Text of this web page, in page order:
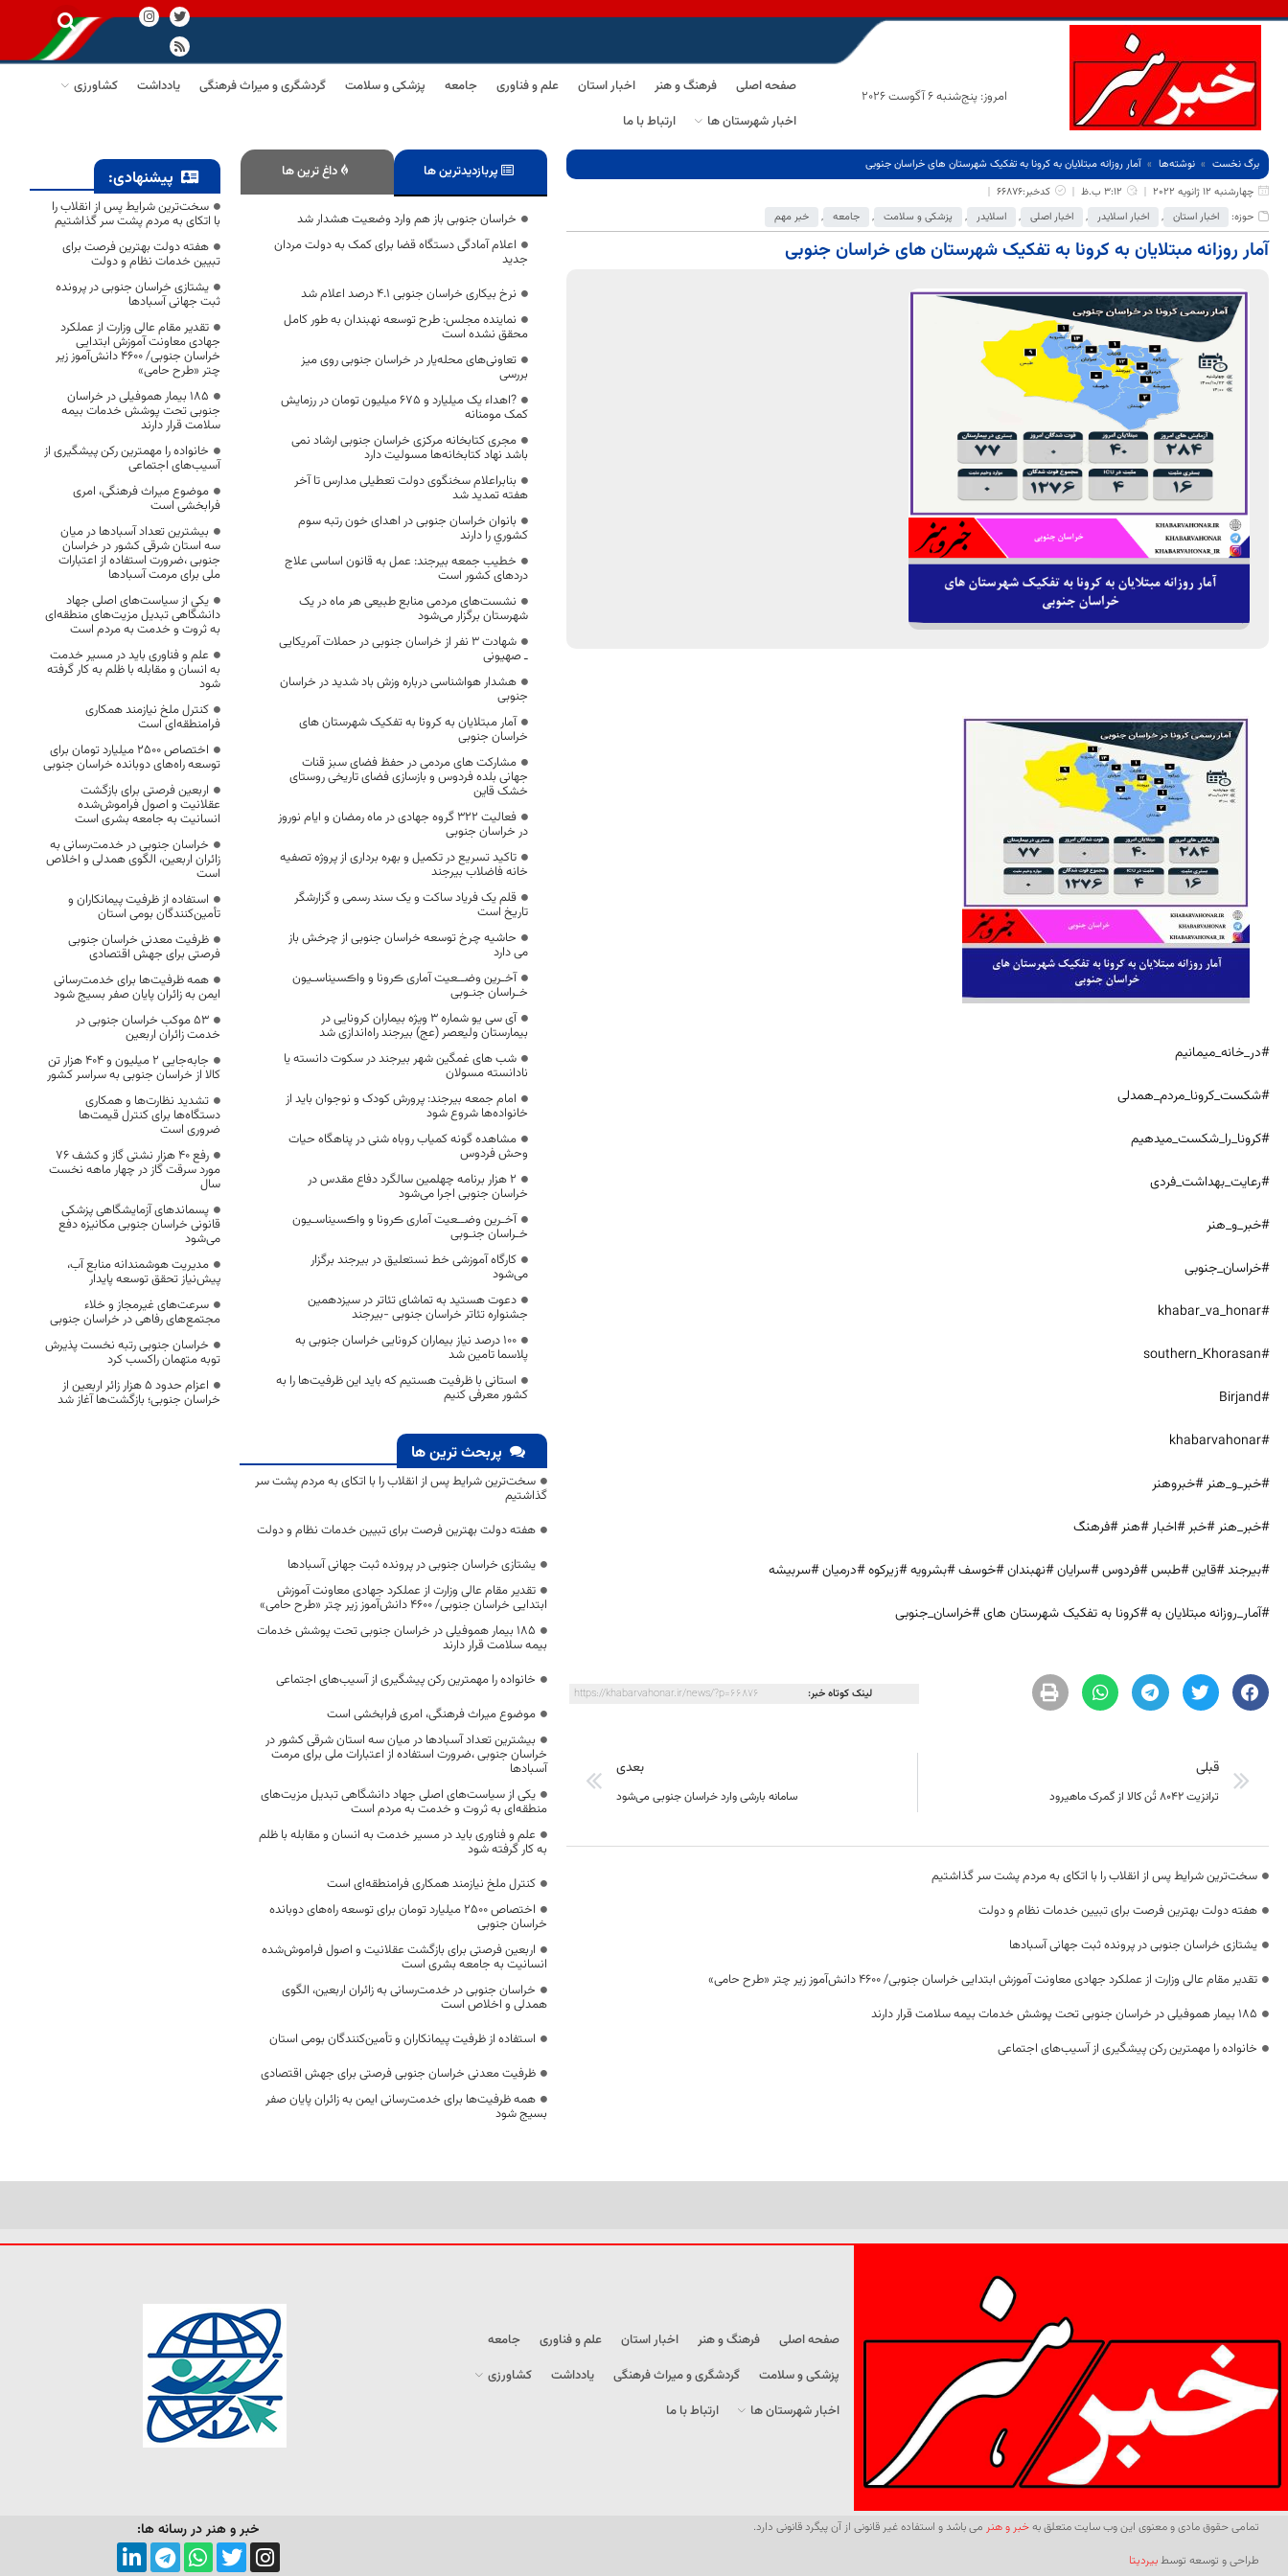
امروز: پنج‌شنبه 6 آگوست 2026
صفحه اصلی فرهنگ و هنر اخبار استان علم و فناوری جامعه پزشکی و سلامت گردشگری و میراث فرهنگی یادداشت
کشاورزی
اخبار شهرستان ها
ارتباط با ما
برگ نخست نوشته‌ها
آمار روزانه مبتلایان به کرونا به تفکیک شهرستان های خراسان جنوبی
چهارشنبه 12 ژانویه 2022
3:12 ب.ظ
کدخبر:66876
حوزه:
اخبار استان , اخبار اسلایدر , اخبار اصلی , اسلایدر , پزشکی و سلامت , جامعه , خبر مهم
آمار روزانه مبتلایان به کرونا به تفکیک شهرستان های خراسان جنوبی
#در_خانه_میمانیم
#شکست_کرونا_مردم_همدلی
#کرونا_را_شکست_میدهیم
#رعایت_بهداشت_فردی
#خبر_و_هنر
#خراسان_جنوبی
#khabar_va_honar
#southern_Khorasan
#Birjand
#khabarvahonar
#خبر_و_هنر #خبروهنر
#خبر_هنر #خبر #اخبار #هنر #فرهنگ
#بیرجند #قاین #طبس #فردوس #سرایان #نهبندان #خوسف #بشرویه #زیرکوه #درمیان #سربیشه
#آمار_روزانه مبتلایان به #کرونا به تفکیک شهرستان های #خراسان_جنوبی
لینک کوتاه خبر: https://khabarvahonar.ir/news/?p=66876
قبلی
ترانزیت 8042 تُن کالا از گمرک ماهیرود
بعدی
سامانه بارشی وارد خراسان جنوبی می‌شود
سخت‌ترین شرایط پس از انقلاب را با اتکای به مردم پشت سر گذاشتیم
هفته دولت بهترین فرصت برای تبیین خدمات نظام و دولت
یشتازی خراسان جنوبی در پرونده ثبت جهانی آسبادها
تقدیر مقام عالی وزارت از عملکرد جهادی معاونت آموزش ابتدایی خراسان جنوبی/ ۴۶۰۰ دانش‌آموز زیر چتر «طرح حامی»
۱۸۵ بیمار هموفیلی در خراسان جنوبی تحت پوشش خدمات بیمه سلامت قرار دارند
خانواده را مهمترین رکن پیشگیری از آسیب‌های اجتماعی
پربازدیدترین ها داغ ترین ها
خراسان جنوبی باز هم وارد وضعیت هشدار شد
اعلام آمادگی دستگاه قضا برای کمک به دولت مردان
جدید
نرخ بیکاری خراسان جنوبی ۴.۱ درصد اعلام شد
نماینده مجلس: طرح توسعه نهبندان به طور کامل
محقق نشده است
تعاونی‌های محله‌یار در خراسان جنوبی روی میز
بررسی
?اهداء یک میلیارد و ۶۷۵ میلیون تومان در رزمایش
کمک مومنانه
مجری کتابخانه مرکزی خراسان جنوبی ارشاد نمی
باشد نهاد کتابخانه‌ها مسولیت دارد
بنابراعلام سخنگوی دولت تعطیلی مدارس تا آخر
هفته تمدید شد
بانوان خراسان جنوبی در اهدای خون رتبه سوم
کشوري را دارند
خطیب جمعه بیرجند: عمل به قانون اساسی علاج
دردهای کشور است
نشست‌های مردمی منابع طبیعی هر ماه در یک
شهرستان برگزار می‌شود
شهادت 3 نفر از خراسان جنوبی در حملات آمریکایی
ـ صهیونی
هشدار هواشناسی درباره وزش باد شدید در خراسان
جنوبی
آمار مبتلایان به کرونا به تفکیک شهرستان های
خراسان جنوبی
مشارکت های مردمی در حفظ فضای سبز قنات
جهانی بلده فردوس و بازسازی فضای تاریخی روستای
خشک قاین
فعالیت ۳۲۲ گروه جهادی در ماه رمضان و ایام نوروز
در خراسان جنوبی
تاکید تسریع در تکمیل و بهره برداری از پروژه تصفیه
خانه فاضلاب بیرجند
قلم یک فریاد ساکت و یک سند رسمى و گزارشگر
تاریخ است
حاشیه چرخ توسعه خراسان جنوبی از چرخش باز
می دارد
آخـرین وضــعیت آماری ڪرونا و واڪسیناسـیون
خـراسان جنـوبی
آی سی یو شماره ۳ ویژه بیماران کرونایی در
بیمارستان ولیعصر (عج) بیرجند راه‌اندازی شد
شب های غمگین شهر بیرجند در سکوت دانسته یا
نادانسته مسولان
امام جمعه بیرجند: پرورش کودک و نوجوان باید از
خانواده‌ها شروع شود
مشاهده گونه کمیاب روباه شنی در پناهگاه حیات
وحش فردوس
۲ هزار برنامه چهلمین سالگرد دفاع مقدس در
خراسان جنوبی اجرا می‌شود
آخـرین وضــعیت آماری ڪرونا و واڪسیناسـیون
خـراسان جنـوبی
کارگاه آموزشی خط نستعلیق در بیرجند برگزار
می‌شود
دعوت هستید به تماشای تئاتر در سیزدهمین
جشنواره تئاتر خراسان جنوبی -بیرجند
۱۰۰ درصد نیاز بیماران کرونایی خراسان جنوبی به
پلاسما تامین شد
استانی با ظرفیت هستیم که باید این ظرفیت‌ها را به
کشور معرفی کنیم
پربحث ترین ها
سخت‌ترین شرایط پس از انقلاب را با اتکای به مردم پشت سر
گذاشتیم
هفته دولت بهترین فرصت برای تبیین خدمات نظام و دولت
یشتازی خراسان جنوبی در پرونده ثبت جهانی آسبادها
تقدیر مقام عالی وزارت از عملکرد جهادی معاونت آموزش
ابتدایی خراسان جنوبی/ ۴۶۰۰ دانش‌آموز زیر چتر «طرح حامی»
۱۸۵ بیمار هموفیلی در خراسان جنوبی تحت پوشش خدمات
بیمه سلامت قرار دارند
خانواده را مهمترین رکن پیشگیری از آسیب‌های اجتماعی
موضوع میراث فرهنگی، امری فرابخشی است
بیشترین تعداد آسبادها در میان سه استان شرقی کشور در
خراسان جنوبی ،ضرورت استفاده از اعتبارات ملی برای مرمت
آسبادها
یکی از سیاست‌های اصلی جهاد دانشگاهی تبدیل مزیت‌های
منطقه‌ای به ثروت و خدمت به مردم است
علم و فناوری باید در مسیر خدمت به انسان و مقابله با ظلم
به کار گرفته شود
کنترل ملخ نیازمند همکاری فرامنطقه‌ای است
اختصاص 2500 میلیارد تومان برای توسعه راه‌های دوبانده
خراسان جنوبی
اربعین فرصتی برای بازگشت عقلانیت و اصول فراموش‌شده
انسانیت به جامعه بشری است
خراسان جنوبی در خدمت‌رسانی به زائران اربعین، الگوی
همدلی و اخلاص است
استفاده از ظرفیت پیمانکاران و تأمین‌کنندگان بومی استان
ظرفیت معدنی خراسان جنوبی فرصتی برای جهش اقتصادی
همه ظرفیت‌ها برای خدمت‌رسانی ایمن به زائران پایان صفر
بسیج شود
پیشنهادی:
سخت‌ترین شرایط پس از انقلاب را
با اتکای به مردم پشت سر گذاشتیم
هفته دولت بهترین فرصت برای
تبیین خدمات نظام و دولت
یشتازی خراسان جنوبی در پرونده
ثبت جهانی آسبادها
تقدیر مقام عالی وزارت از عملکرد
جهادی معاونت آموزش ابتدایی
خراسان جنوبی/ ۴۶۰۰ دانش‌آموز زیر
چتر «طرح حامی»
۱۸۵ بیمار هموفیلی در خراسان
جنوبی تحت پوشش خدمات بیمه
سلامت قرار دارند
خانواده را مهمترین رکن پیشگیری از
آسیب‌های اجتماعی
موضوع میراث فرهنگی، امری
فرابخشی است
بیشترین تعداد آسبادها در میان
سه استان شرقی کشور در خراسان
جنوبی ،ضرورت استفاده از اعتبارات
ملی برای مرمت آسبادها
یکی از سیاست‌های اصلی جهاد
دانشگاهی تبدیل مزیت‌های منطقه‌ای
به ثروت و خدمت به مردم است
علم و فناوری باید در مسیر خدمت
به انسان و مقابله با ظلم به کار گرفته
شود
کنترل ملخ نیازمند همکاری
فرامنطقه‌ای است
اختصاص 2500 میلیارد تومان برای
توسعه راه‌های دوبانده خراسان جنوبی
اربعین فرصتی برای بازگشت
عقلانیت و اصول فراموش‌شده
انسانیت به جامعه بشری است
خراسان جنوبی در خدمت‌رسانی به
زائران اربعین، الگوی همدلی و اخلاص
است
استفاده از ظرفیت پیمانکاران و
تأمین‌کنندگان بومی استان
ظرفیت معدنی خراسان جنوبی
فرصتی برای جهش اقتصادی
همه ظرفیت‌ها برای خدمت‌رسانی
ایمن به زائران پایان صفر بسیج شود
53 موکب خراسان جنوبی در
خدمت زائران اربعین
جابه‌جایی 2 میلیون و 404 هزار تن
کالا از خراسان جنوبی به سراسر کشور
تشدید نظارت‌ها و همکاری
دستگاه‌ها برای کنترل قیمت‌ها
ضروری است
رفع 40 هزار نشتی گاز و کشف 76
مورد سرقت گاز در چهار ماهه نخست
سال
پسماندهای آزمایشگاهی پزشکی
قانونی خراسان جنوبی مکانیزه دفع
می‌شود
مدیریت هوشمندانه منابع آب،
پیش‌نیاز تحقق توسعه پایدار
سرعت‌های غیرمجاز و خلاء
مجتمع‌های رفاهی در خراسان جنوبی
خراسان جنوبی رتبه نخست پذیرش
توبه متهمان راکسب کرد
اعزام حدود 5 هزار زائر اربعین از
خراسان جنوبی؛ بازگشت‌ها آغاز شد
صفحه اصلی فرهنگ و هنر اخبار استان علم و فناوری
جامعه
پزشکی و سلامت
گردشگری و میراث فرهنگی یادداشت
کشاورزی
اخبار شهرستان ها
ارتباط با ما
تمامی حقوق مادی و معنوی این وب سایت متعلق بهخبر و هنر می باشد و استفاده غیر قانونی از آن پیگرد قانونی دارد.
طراحی و توسعه توسطبیردیتا
خبر و هنر در رسانه ها: